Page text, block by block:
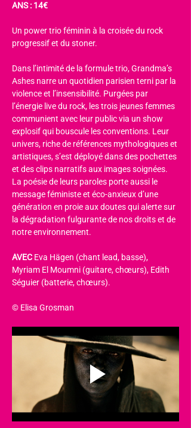
ANS : 14€
Un power trio féminin à la croisée du rock
progressif et du stoner.
Dans l’intimité de la formule trio, Grandma’s
Ashes narre un quotidien parisien terni par la
violence et l’insensibilité. Purgées par
l’énergie live du rock, les trois jeunes femmes
communient avec leur public via un show
explosif qui bouscule les conventions. Leur
univers, riche de références mythologiques et
artistiques, s’est déployé dans des pochettes
et des clips narratifs aux images soignées.
La poésie de leurs paroles porte aussi le
message féministe et éco-anxieux d’une
génération en proie aux doutes qui alerte sur
la dégradation fulgurante de nos droits et de
notre environnement.
AVEC Eva Hägen (chant lead, basse),
Myriam El Moumni (guitare, chœurs), Edith
Séguier (batterie, chœurs).
© Elisa Grosman